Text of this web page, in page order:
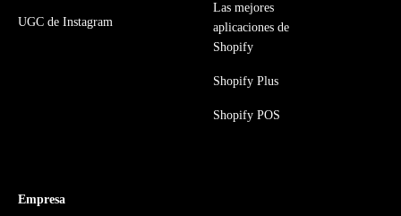
UGC de Instagram
Las mejores
aplicaciones de
Shopify
Shopify Plus
Shopify POS
Empresa